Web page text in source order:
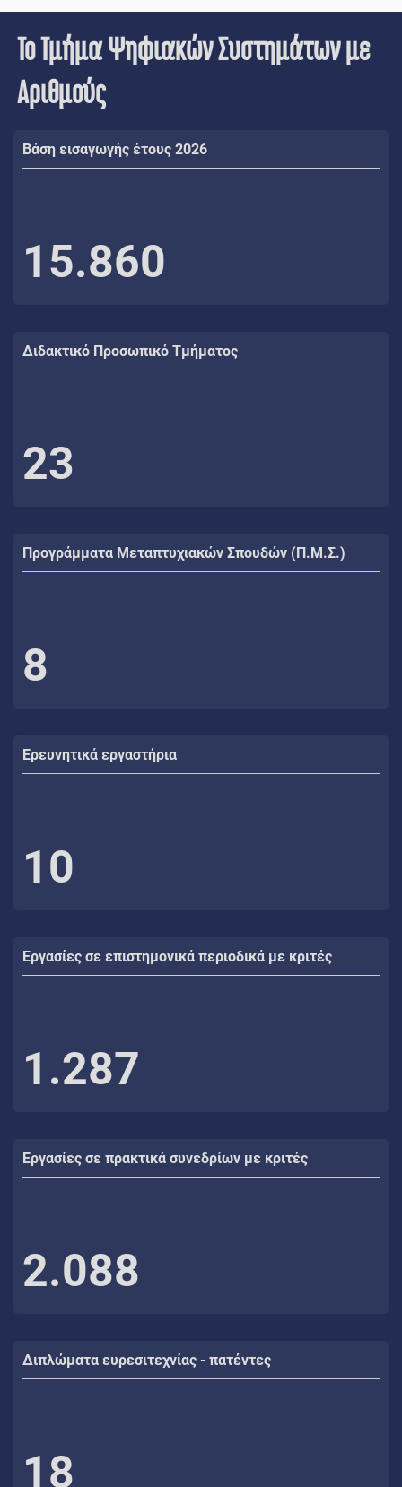
Το Τμήμα Ψηφιακών Συστημάτων με
Αριθμούς
Βάση εισαγωγής έτους 2026
15.860
Διδακτικό Προσωπικό Τμήματος
23
Προγράμματα Μεταπτυχιακών Σπουδών (Π.Μ.Σ.)
8
Ερευνητικά εργαστήρια
10
Εργασίες σε επιστημονικά περιοδικά με κριτές
1.287
Εργασίες σε πρακτικά συνεδρίων με κριτές
2.088
Διπλώματα ευρεσιτεχνίας - πατέντες
18